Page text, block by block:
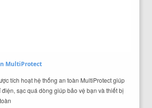
MultiProtect
tích hoạt hệ thống an toàn MultiProtect giúp
sạc quá dòng giúp bảo vệ bạn và thiết bị